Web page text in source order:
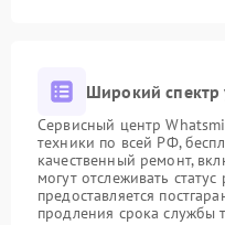
Широкий спектр
Сервисный центр
техники по всей РФ,
качественный ремонт,
могут отслеживать
предоставляется
продления срока службы